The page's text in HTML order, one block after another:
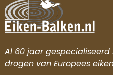
Al 60 jaar
drogen van Europees